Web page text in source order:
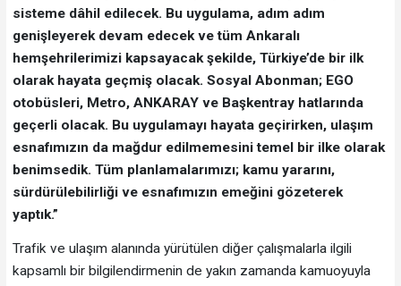
sisteme dâhil edilecek. Bu uygulama, adım adım
genişleyerek devam edecek ve tüm Ankaralı
hemşehrilerimizi kapsayacak şekilde, Türkiye’de bir ilk
olarak hayata geçmiş olacak. Sosyal Abonman; EGO
otobüsleri, Metro, ANKARAY ve Başkentray hatlarında
geçerli olacak. Bu uygulamayı hayata geçirirken, ulaşım
esnafımızın da mağdur edilmemesini temel bir ilke olarak
benimsedik. Tüm planlamalarımızı; kamu yararını,
sürdürülebilirliği ve esnafımızın emeğini gözeterek
yaptık.”
Trafik ve ulaşım alanında yürütülen diğer çalışmalarla ilgili
kapsamlı bir bilgilendirmenin de yakın zamanda kamuoyuyla